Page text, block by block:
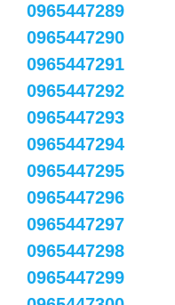
0965447289
0965447290
0965447291
0965447292
0965447293
0965447294
0965447295
0965447296
0965447297
0965447298
0965447299